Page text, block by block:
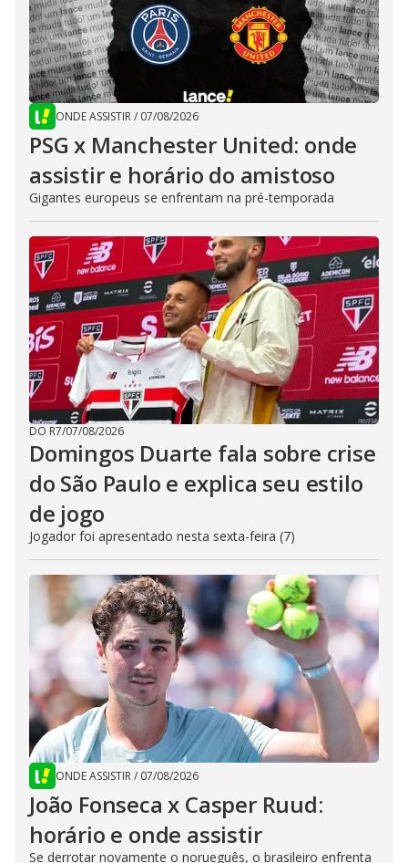
ONDE ASSISTIR/ 07/08/2026
PSG x Manchester United: onde
assistir e horário do amistoso
Gigantes europeus se enfrentam na pré-temporada
DO R7/07/08/2026
Domingos Duarte fala sobre crise
do São Paulo e explica seu estilo
de jogo
Jogador foi apresentado nesta sexta-feira (7)
ONDE ASSISTIR/ 07/08/2026
João Fonseca x Casper Ruud:
horário e onde assistir
Se derrotar novamente o norueguês, o brasileiro enfrenta